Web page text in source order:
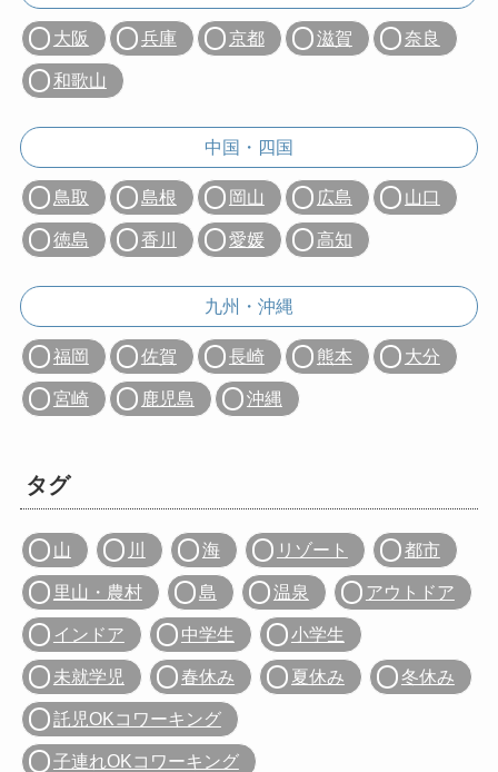
大阪 兵庫 京都 滋賀 奈良
和歌山
中国・四国
鳥取 島根 岡山 広島 山口
徳島 香川 愛媛 高知
九州・沖縄
福岡 佐賀 長崎 熊本 大分
宮崎 鹿児島 沖縄
タグ
山 川 海 リゾート 都市
里山・農村 島 温泉 アウトドア
インドア 中学生 小学生
未就学児 春休み 夏休み 冬休み
託児OKコワーキング
子連れOKコワーキング